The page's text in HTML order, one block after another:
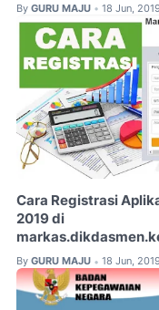
By GURU MAJU • 18 Jun, 2019
Cara Registrasi
2019 di
By GURU MAJU • 18 Jun, 2019